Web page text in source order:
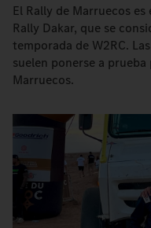
El Rally de Marruecos
Rally Dakar, que se
temporada de W2RC.
suelen ponerse a
Marruecos.